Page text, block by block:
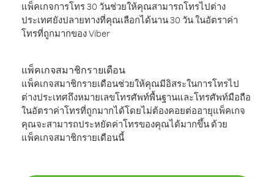
แพ็คเกจการโทร 30 วันช่วยให้คุณสามารถโทรไปต่าง
ประเทศยังปลายทางที่คุณเลือกได้นาน 30 วัน ในอัตราค่า
โทรที่ถูกมากของ Viber
แพ็คเกจสมาชิกรายเดือน
แพ็คเกจสมาชิกรายเดือนช่วยให้คุณมีอิสระในการโทรไป
ต่างประเทศถึงหมายเลขโทรศัพท์พื้นฐานและโทรศัพท์มือถือ
ในอัตราค่าโทรที่ถูกมากได้โดยไม่ต้องคอยต่ออายุแพ็คเกจ
คุณจะสามารถประหยัดค่าโทรของคุณได้มากขึ้น ด้วย
แพ็คเกจสมาชิกรายเดือนนี้